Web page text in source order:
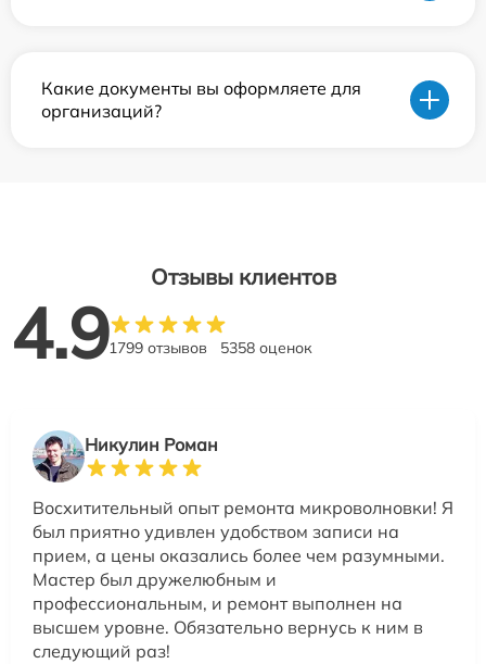
Какие документы вы оформляете для
организаций?
Отзывы клиентов
4.91799 отзывов 5358 оценок
Никулин Роман
Восхитительный опыт ремонта микроволновки! Я
был приятно удивлен удобством записи на
прием, а цены оказались более чем разумными.
Мастер был дружелюбным и
профессиональным, и ремонт выполнен на
высшем уровне. Обязательно вернусь к ним в
следующий раз!